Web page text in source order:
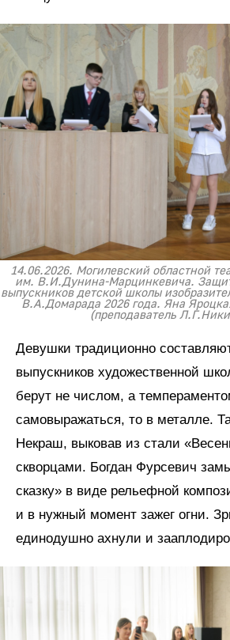
14.06.2026. Могилевский областной
им. В.И.Дунина-Марцинкевича.
выпускников детской школы
В.А.Домарада 2026 года. Яна
(преподаватель
Девушки традиционно
выпускников художественной
берут не числом, а
самовыражаться, то в металле.
Некраш, выковав из стали
скворцами. Богдан Фурсевич
сказку» в виде рельефной
и в нужный момент зажег огни.
единодушно ахнули и